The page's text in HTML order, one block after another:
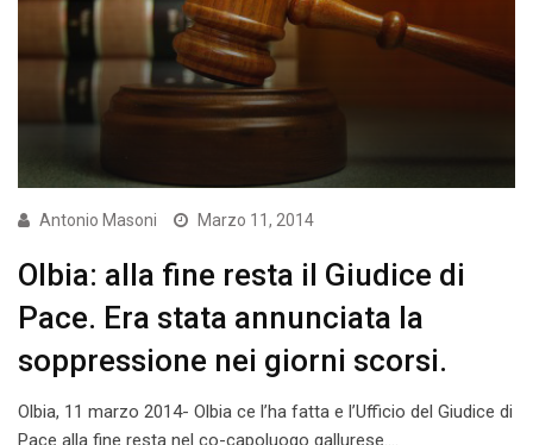
Antonio Masoni Marzo 11, 2014
Olbia: alla fine resta il Giudice di
Pace. Era stata annunciata la
soppressione nei giorni scorsi.
Olbia, 11 marzo 2014- Olbia ce l’ha fatta e l’Ufficio del Giudice di
Pace alla fine resta nel co-capoluogo gallurese.…